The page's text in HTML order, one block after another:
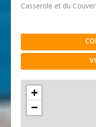
Casserole et du
+
−